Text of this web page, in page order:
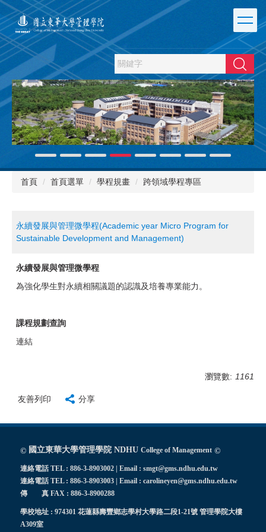
跳
到
主
要
內
容
區
搜尋
首頁 首頁選單 學程規畫 跨領域學程專區
永續發展與管理微學程(Academic year Micro Program for
Sustainable Development and Management)
永續發展與管理微學程
為強化學生對永續相關議題的認識及培養專業能力。
課程規劃查詢
連結
瀏覽數: 1161
友善列印 分享
© 國立東華大學管理學院 NDHU College of Management ©
連絡電話 TEL : 886-3-8903002 | Email : smgt@gms.ndhu.edu.tw
連絡電話 TEL : 886-3-8903003 | Email : carolineyen@gms.ndhu.edu.tw
傳 真 FAX : 886-3-8900288
學校地址 : 974301 花蓮縣壽豐鄉志學村大學路二段1-21號 管理學院大樓
A309室